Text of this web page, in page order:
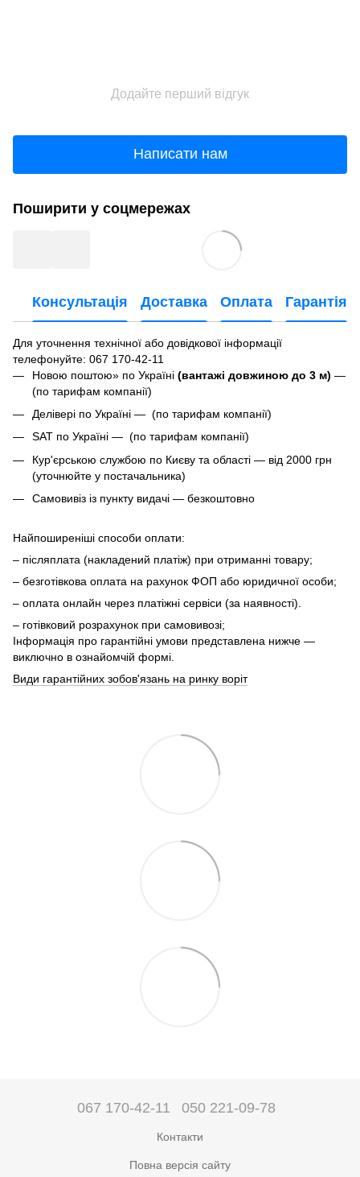
Додайте перший відгук
Написати нам
Поширити у соцмережах
Консультація Доставка Оплата Гарантія
Для уточнення технічної або довідкової інформації
телефонуйте: 067 170-42-11
Новою поштою» по Україні (вантажі довжиною до 3 м) —
(по тарифам компанії)
Делівері по Україні — (по тарифам компанії)
SAT по Україні — (по тарифам компанії)
Кур'єрською службою по Києву та області — від 2000 грн
(уточнюйте у постачальника)
Самовивіз із пункту видачі — безкоштовно
Найпоширеніші способи оплати:
– післяплата (накладений платіж) при отриманні товару;
– безготівкова оплата на рахунок ФОП або юридичної особи;
– оплата онлайн через платіжні сервіси (за наявності).
– готівковий розрахунок при самовивозі;
Інформація про гарантійні умови представлена нижче —
виключно в ознайомчій формі.
Види гарантійних зобов'язань на ринку воріт
067 170-42-11 050 221-09-78
Контакти
Повна версія сайту